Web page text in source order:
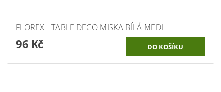
FLOREX - TABLE DECO MISKA BÍLÁ MEDI
96 Kč